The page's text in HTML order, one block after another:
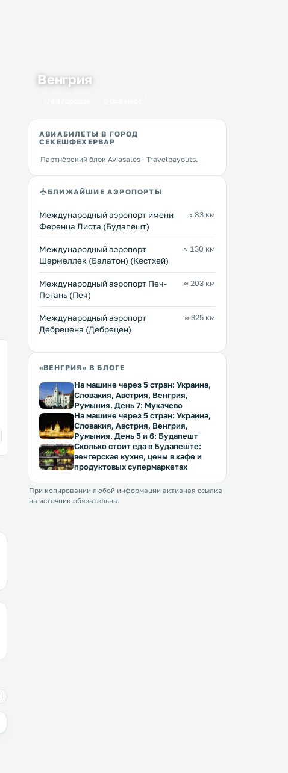
3 км
Panama Motel
≈ 24 $
Мотель Panama расположен на
окраине города Секешфехервар, в
2 км от автомагистрали М7 и в 13
км от озера Веленце. .
Перейти →
2 км
Tecomex Vendégház
в городе Секешфехервар.
домашними животными. В числе
комната. .
Венгрия
АВИАБИЛЕТЫ В ГОРОД
СЕКЕШФЕХЕРВАР
Партнёрский блок Aviasales · Travelpayouts.
БЛИЖАЙШИЕ АЭРОПОРТЫ
Международный аэропорт имени
Ференца Листа (Будапешт)
≈ 83 км
Международный аэропорт
Шармеллек (Балатон) (Кестхей)
≈ 130 км
Международный аэропорт Печ-
Погань (Печ)
≈ 203 км
Международный аэропорт
Дебрецена (Дебрецен)
≈ 325 км
«ВЕНГРИЯ» В БЛОГЕ
На машине через 5 стран: Украина,
Словакия, Австрия, Венгрия,
Румыния. День 7: Мукачево
На машине через 5 стран: Украина,
Словакия, Австрия, Венгрия,
Румыния. День 5 и 6: Будапешт
Сколько стоит еда в Будапеште:
венгерская кухня, цены в кафе и
продуктовых супермаркетах
При копировании любой информации активная ссылка
на источник обязательна.